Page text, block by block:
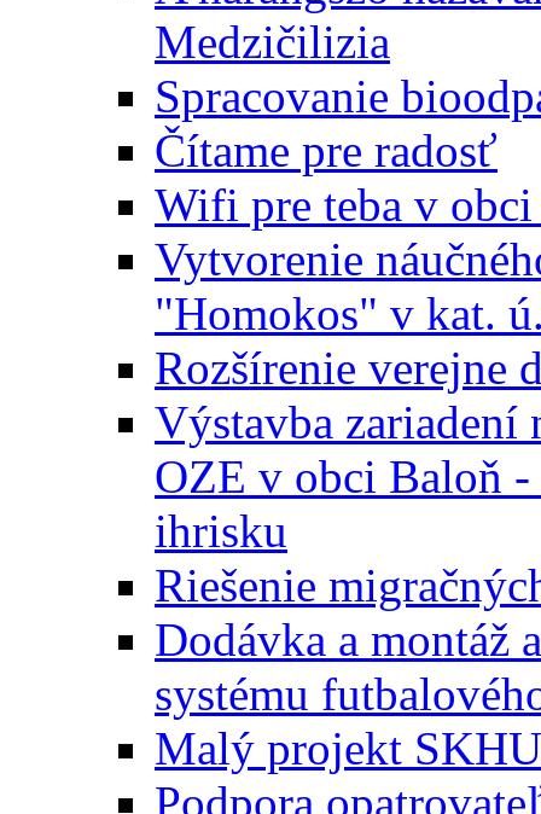
Medzičilizia
Spracovanie
Čítame pre radosť
Wifi pre teba v
Vytvorenie
"Homokos" v kat.
Rozšírenie verejne
Výstavba
OZE v obci Baloň
ihrisku
Riešenie
Dodávka a montáž
systému
Malý projekt
Podpora